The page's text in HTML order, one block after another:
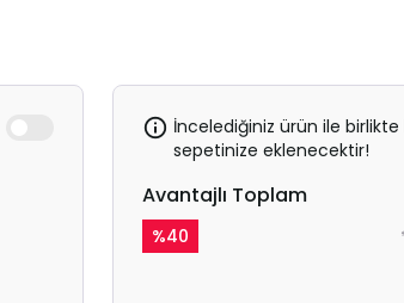
İncelediğiniz ürün ile
sepetinize eklenecektir!
Avantajlı Toplam
%40